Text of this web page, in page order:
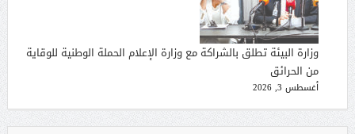
وزارة البيئة تطلق بالشراكة مع وزارة الإعلام الحملة الوطنية للوقاية
من الحرائق
أغسطس 3, 2026